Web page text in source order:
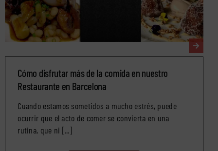
Cómo disfrutar más de la comida en nuestro
Restaurante en Barcelona
Cuando estamos sometidos a mucho estrés, puede
ocurrir que el acto de comer se convierta en una
rutina, que ni [...]